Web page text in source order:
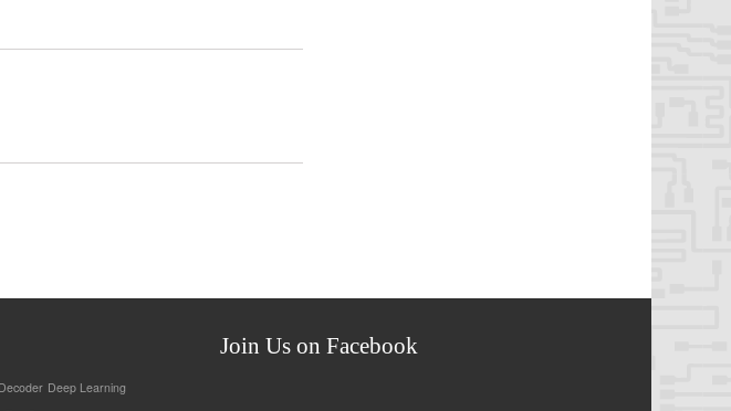
Decoder Deep Learning
Join Us on Facebook